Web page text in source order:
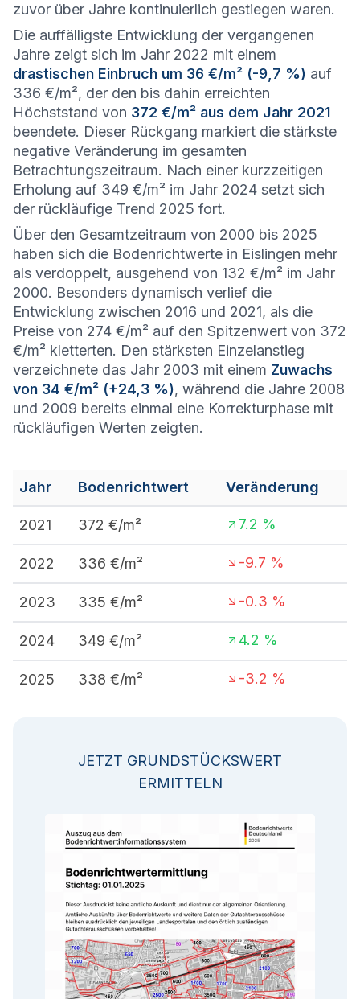
zuvor über Jahre kontinuierlich gestiegen waren.
Die auffälligste Entwicklung der vergangenen
Jahre zeigt sich im Jahr 2022 mit einem
drastischen Einbruch um 36 €/m² (-9,7 %) auf
336 €/m², der den bis dahin erreichten
Höchststand von 372 €/m² aus dem Jahr 2021
beendete. Dieser Rückgang markiert die stärkste
negative Veränderung im gesamten
Betrachtungszeitraum. Nach einer kurzzeitigen
Erholung auf 349 €/m² im Jahr 2024 setzt sich
der rückläufige Trend 2025 fort.
Über den Gesamtzeitraum von 2000 bis 2025
haben sich die Bodenrichtwerte in Eislingen mehr
als verdoppelt, ausgehend von 132 €/m² im Jahr
2000. Besonders dynamisch verlief die
Entwicklung zwischen 2016 und 2021, als die
Preise von 274 €/m² auf den Spitzenwert von 372
€/m² kletterten. Den stärksten Einzelanstieg
verzeichnete das Jahr 2003 mit einem Zuwachs
von 34 €/m² (+24,3 %), während die Jahre 2008
und 2009 bereits einmal eine Korrekturphase mit
rückläufigen Werten zeigten.
Jahr Bodenrichtwert Veränderung
2021 372 €/m² 7.2 %
2022 336 €/m² -9.7 %
2023 335 €/m² -0.3 %
2024 349 €/m² 4.2 %
2025 338 €/m² -3.2 %
JETZT GRUNDSTÜCKSWERT
ERMITTELN